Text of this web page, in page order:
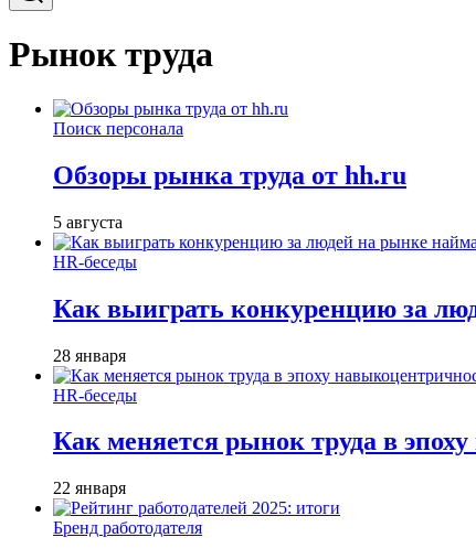
Рынок труда
Поиск персонала
Обзоры рынка труда от hh.ru
5 августа
HR-беседы
Как выиграть конкуренцию за
28 января
HR-беседы
Как меняется рынок труда в
22 января
Бренд работодателя